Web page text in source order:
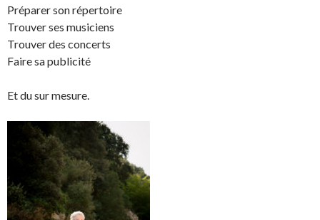
Préparer son répertoire
Trouver ses musiciens
Trouver des concerts
Faire sa publicité
Et du sur mesure.